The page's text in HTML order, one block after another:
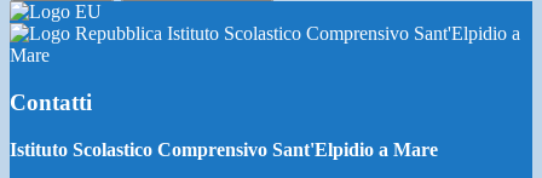
Istituto Scolastico Comprensivo Sant'Elpidio a
Mare
Contatti
Istituto Scolastico Comprensivo Sant'Elpidio a Mare